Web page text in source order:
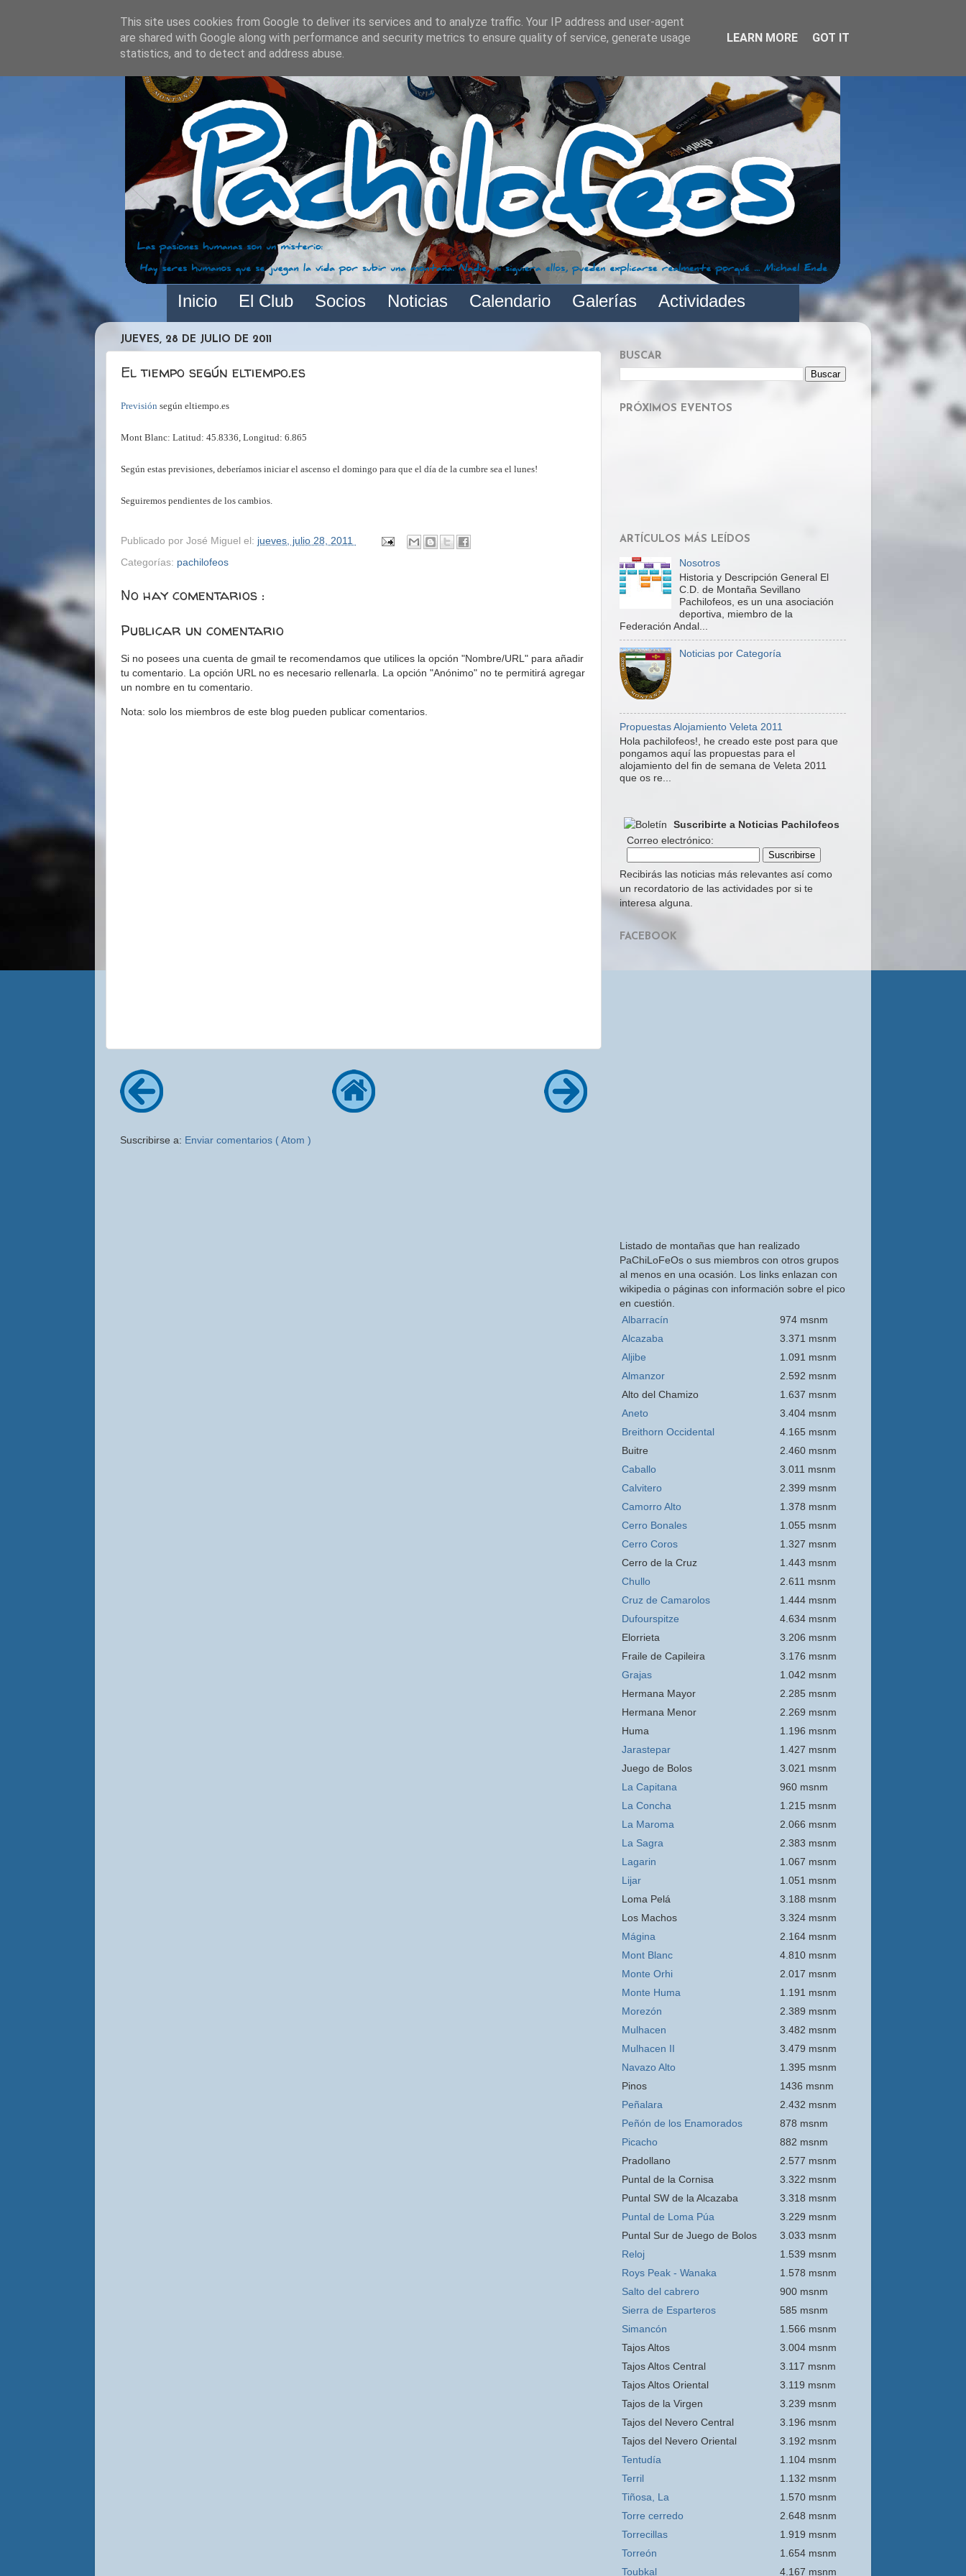
Inicio El Club Socios Noticias Calendario Galerías Actividades
JUEVES, 28 DE JULIO DE 2011
El tiempo según eltiempo.es
Previsión según eltiempo.es
Mont Blanc: Latitud: 45.8336, Longitud: 6.865
Según estas previsiones, deberíamos iniciar el ascenso el domingo para que el día de la cumbre sea el lunes!
Seguiremos pendientes de los cambios.
Publicado por José Miguel el: jueves, julio 28, 2011
Categorías: pachilofeos
No hay comentarios :
Publicar un comentario
Si no posees una cuenta de gmail te recomendamos que utilices la opción "Nombre/URL" para añadir
tu comentario. La opción URL no es necesario rellenarla. La opción "Anónimo" no te permitirá agregar
un nombre en tu comentario.
Nota: solo los miembros de este blog pueden publicar comentarios.
Suscribirse a: Enviar comentarios ( Atom )
BUSCAR
PRÓXIMOS EVENTOS
ARTÍCULOS MÁS LEÍDOS
Nosotros
Historia y Descripción General El
C.D. de Montaña Sevillano
Pachilofeos, es un una asociación
deportiva, miembro de la
Federación Andal...
Noticias por Categoría
Propuestas Alojamiento Veleta 2011
Hola pachilofeos!, he creado este post para que
pongamos aquí las propuestas para el
alojamiento del fin de semana de Veleta 2011
que os re...
Suscribirte a Noticias Pachilofeos
Correo electrónico:
Recibirás las noticias más relevantes así como
un recordatorio de las actividades por si te
interesa alguna.
FACEBOOK
Listado de montañas que han realizado
PaChiLoFeOs o sus miembros con otros grupos
al menos en una ocasión. Los links enlazan con
wikipedia o páginas con información sobre el pico
en cuestión.
Albarracín
974 msnm
Alcazaba
3.371 msnm
Aljibe
1.091 msnm
Almanzor
2.592 msnm
Alto del Chamizo
1.637 msnm
Aneto
3.404 msnm
Breithorn Occidental
4.165 msnm
Buitre
2.460 msnm
Caballo
3.011 msnm
Calvitero
2.399 msnm
CamorroAlto
1.378 msnm
Cerro Bonales
1.055 msnm
Cerro Coros
1.327 msnm
Cerro de la Cruz
1.443 msnm
Chullo
2.611 msnm
Cruz de Camarolos
1.444 msnm
Dufourspitze
4.634 msnm
Elorrieta
3.206 msnm
Fraile de Capileira
3.176 msnm
Grajas
1.042 msnm
Hermana Mayor
2.285 msnm
Hermana Menor
2.269 msnm
Huma
1.196 msnm
Jarastepar
1.427 msnm
Juego de Bolos
3.021 msnm
La Capitana
960 msnm
La Concha
1.215 msnm
La Maroma
2.066 msnm
La Sagra
2.383 msnm
Lagarin
1.067 msnm
Lijar
1.051 msnm
Loma Pelá
3.188 msnm
Los Machos
3.324 msnm
Mágina
2.164 msnm
Mont Blanc
4.810 msnm
Monte Orhi
2.017 msnm
Monte Huma
1.191 msnm
Morezón
2.389 msnm
Mulhacen
3.482 msnm
Mulhacen II
3.479 msnm
Navazo Alto
1.395 msnm
Pinos
1436 msnm
Peñalara
2.432 msnm
Peñón de los Enamorados
878 msnm
Picacho
882 msnm
Pradollano
2.577 msnm
Puntal de la Cornisa
3.322 msnm
Puntal SW de la Alcazaba
3.318 msnm
Puntal de Loma Púa
3.229 msnm
Puntal Sur de Juego de Bolos
3.033 msnm
Reloj
1.539 msnm
Roys Peak - Wanaka
1.578 msnm
Salto del cabrero
900 msnm
Sierra de Esparteros
585 msnm
Simancón
1.566 msnm
Tajos Altos
3.004 msnm
Tajos Altos Central
3.117 msnm
Tajos Altos Oriental
3.119 msnm
Tajos de la Virgen
3.239 msnm
Tajos del Nevero Central
3.196 msnm
Tajos del Nevero Oriental
3.192 msnm
Tentudía
1.104 msnm
Terril
1.132 msnm
Tiñosa, La
1.570 msnm
Torre cerredo
2.648 msnm
Torrecillas
1.919 msnm
Torreón
1.654 msnm
Toubkal
4.167 msnm
This site uses cookies from Google to deliver its services and to analyze traffic. Your IP address and user-agent
are shared with Google along with performance and security metrics to ensure quality of service, generate usage
statistics, and to detect and address abuse.
LEARN MORE GOT IT